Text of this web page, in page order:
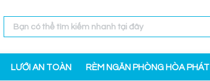
LƯỚI AN TOÀN RÈM NGĂN PHÒNG HÒA PHÁT